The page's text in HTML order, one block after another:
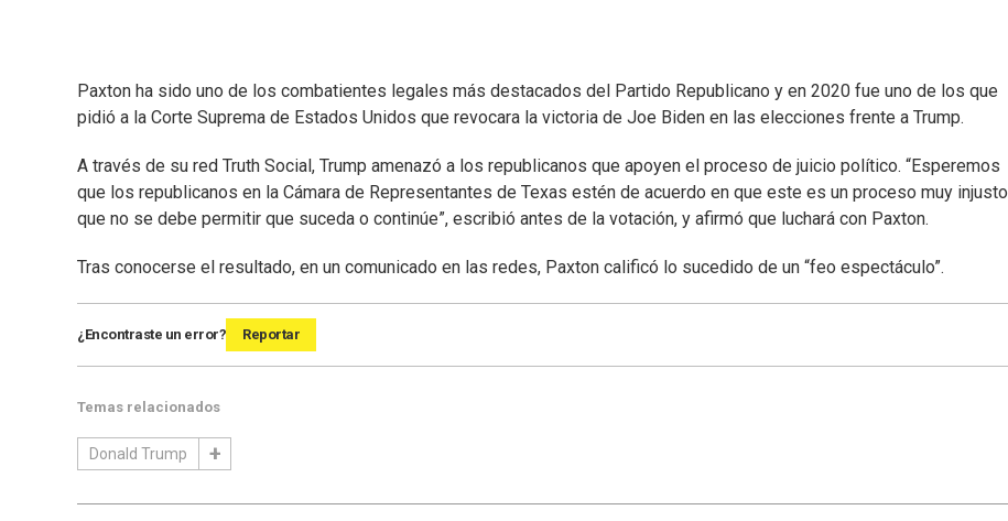
Paxton ha sido uno de los combatientes legales más destacados del Partido Republicano y en 2020 fue uno de los que
pidió a la Corte Suprema de Estados Unidos que revocara la victoria de Joe Biden en las elecciones frente a Trump.
A través de su red Truth Social, Trump amenazó a los republicanos que apoyen el proceso de juicio político. “Esperemos
que los republicanos en la Cámara de Representantes de Texas estén de acuerdo en que este es un proceso muy injusto
que no se debe permitir que suceda o continúe”, escribió antes de la votación, y afirmó que luchará con Paxton.
Tras conocerse el resultado, en un comunicado en las redes, Paxton calificó lo sucedido de un “feo espectáculo”.
¿Encontraste un error? Reportar
Temas relacionados
Donald Trump